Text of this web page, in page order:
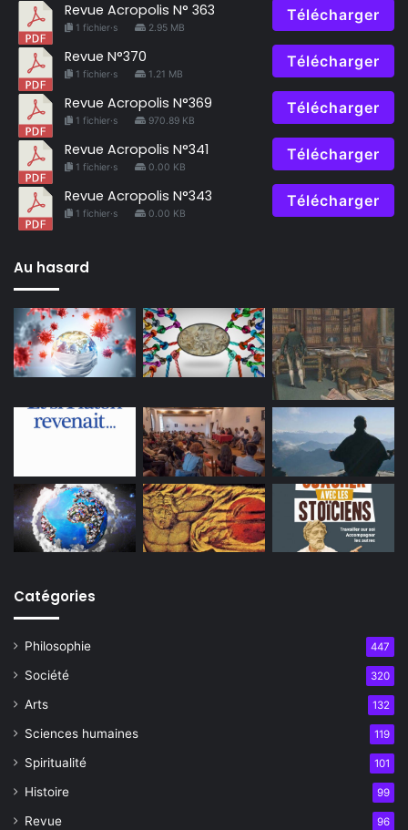
Revue Acropolis N° 363
1 fichier·s 2.95 MB
Télécharger
Revue N°370
1 fichier·s 1.21 MB
Télécharger
Revue Acropolis N°369
1 fichier·s 970.89 KB
Télécharger
Revue Acropolis N°341
1 fichier·s 0.00 KB
Télécharger
Revue Acropolis N°343
1 fichier·s 0.00 KB
Télécharger
Au hasard
Catégories
Philosophie 447
Société 320
Arts 132
Sciences humaines 119
Spiritualité 101
Histoire 99
Revue 96